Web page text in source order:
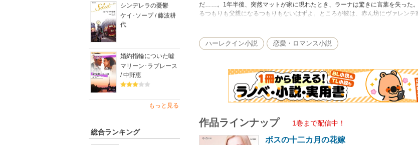
シンデレラの憂鬱
ケイ･ソープ / 藤波耕
代
婚約指輪についた嘘
マリーン･ラブレース
/ 中野恵
もっと見る
総合ランキング
だ……。1年半後、突然マットが家に現れたとき、ラーナは驚きに言葉を失った
るつもりも父親になるつもりもないはずよ。ところが彼は、赤ん坊にヴァレン
なら横領罪で訴えると脅してきた。私は罪など犯していないわ。なぜそんなひ
それとも……。
ハーレクイン小説 恋愛・ロマンス小説
作品ラインナップ 1巻まで配信中！
ボスの十二カ月の花嫁